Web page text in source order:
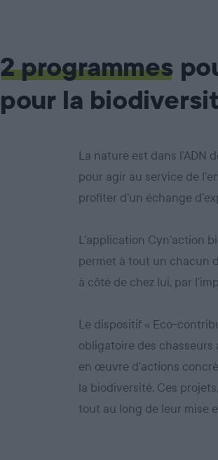
2 programmes
pour la
La nature est dans l’ADN
pour agir au service de
profiter d’un échange
L’application Cyn’action
permet à tout un chacun
à côté de chez lui, par
Le dispositif « Eco-
obligatoire des chasseurs
en œuvre d’actions
la biodiversité. Ces
tout au long de leur mise